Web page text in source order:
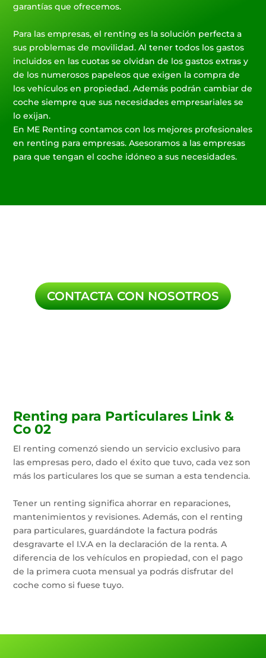
garantías que ofrecemos.
Para las empresas, el renting es la solución perfecta a
sus problemas de movilidad. Al tener todos los gastos
incluidos en las cuotas se olvidan de los gastos extras y
de los numerosos papeleos que exigen la compra de
los vehículos en propiedad. Además podrán cambiar de
coche siempre que sus necesidades empresariales se
lo exijan.
En ME Renting contamos con los mejores profesionales
en renting para empresas. Asesoramos a las empresas
para que tengan el coche idóneo a sus necesidades.
CONTACTA CON NOSOTROS
Renting para Particulares Link &
Co 02
El renting comenzó siendo un servicio exclusivo para
las empresas pero, dado el éxito que tuvo, cada vez son
más los particulares los que se suman a esta tendencia.
Tener un renting significa ahorrar en reparaciones,
mantenimientos y revisiones. Además, con el renting
para particulares, guardándote la factura podrás
desgravarte el I.V.A en la declaración de la renta. A
diferencia de los vehículos en propiedad, con el pago
de la primera cuota mensual ya podrás disfrutar del
coche como si fuese tuyo.